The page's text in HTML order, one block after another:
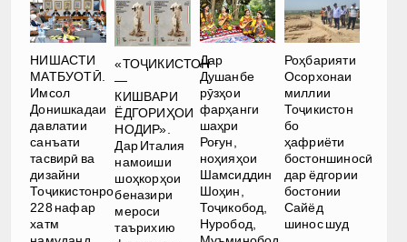
НИШАСТИ
МАТБУОТӢ.
Имсол
Донишкадаи
давлатии
санъати
тасвирӣ ва
дизайни
Тоҷикистонро
228 нафар
хатм
«ТОҶИКИСТОН
—
КИШВАРИ
ЁДГОРИҲОИ
НОДИР».
Дар Италия
намоиши
шоҳкорҳои
беназири
мероси
таърихию
Дар
Душанбе
рӯзҳои
фарҳанги
шаҳри
Роғун,
ноҳияҳои
Шамсиддин
Шоҳин,
Тоҷикобод,
Нуробод,
Роҳбарияти
Осорхонаи
миллии
Тоҷикистон
бо
ҳафриёти
бостоншиносӣ
дар ёдгории
бостонии
Сайёд
шинос шуд